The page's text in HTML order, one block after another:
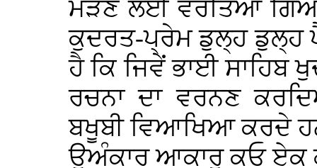
ਮੋੜਣ ਲਈ ਵਰਤਿਆ ਗਿਆ
ਕੁਦਰਤ-ਪ੍ਰੇਮ ਡੁਲ੍ਹ ਡੁਲ੍ਹ
ਹੈ ਕਿ ਜਿਵੇਂ ਭਾਈ
ਰਚਨਾ ਦਾ ਵਰਨਣ
ਬਖੂਬੀ ਵਿਆਖਿਆ ਕਰਦੇ
ਉਅੰਕਾਰ ਆਕਾਰੁ ਕਓ ਏਕ